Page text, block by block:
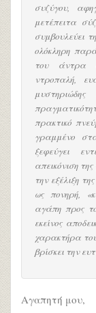
συζύγου,
μετέπειτα
συμβουλεύει
ολόκληρη
του άντρα
ντροπαλή,
πρακτικό
γραμμένο
ξεφεύγει
απεικόνιση
την εξέλιξη
ως πονηρή,
αγάπη προς
εκείνος
χαρακτήρα
βρίσκει την
Αγαπητή μου,